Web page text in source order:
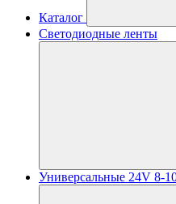
Каталог
Светодиодные ленты
Универсальные 24V 8-